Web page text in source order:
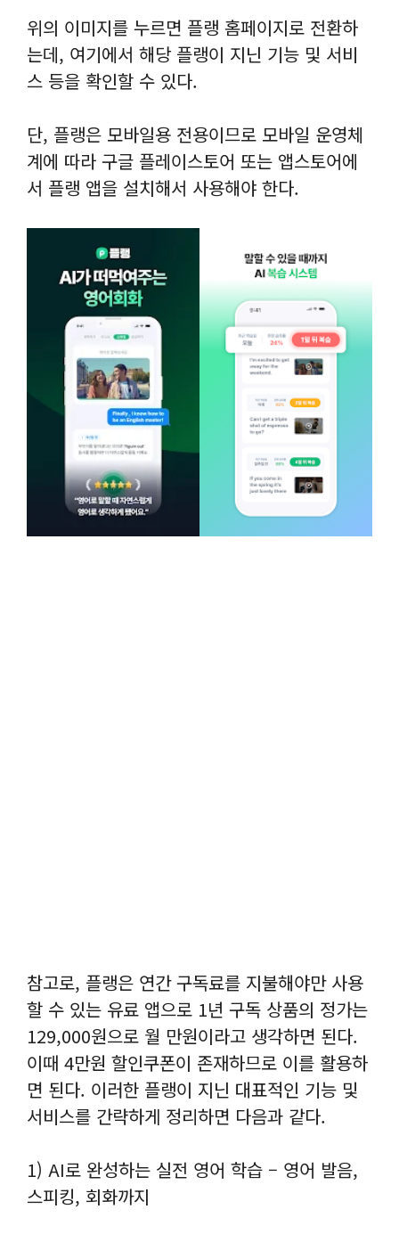
위의 이미지를 누르면 플랭 홈페이지로 전환하
는데, 여기에서 해당 플랭이 지닌 기능 및 서비
스 등을 확인할 수 있다.
단, 플랭은 모바일용 전용이므로 모바일 운영체
계에 따라 구글 플레이스토어 또는 앱스토어에
서 플랭 앱을 설치해서 사용해야 한다.
참고로, 플랭은 연간 구독료를 지불해야만 사용
할 수 있는 유료 앱으로 1년 구독 상품의 정가는
129,000원으로 월 만원이라고 생각하면 된다.
이때 4만원 할인쿠폰이 존재하므로 이를 활용하
면 된다. 이러한 플랭이 지닌 대표적인 기능 및
서비스를 간략하게 정리하면 다음과 같다.
1) AI로 완성하는 실전 영어 학습 – 영어 발음,
스피킹, 회화까지